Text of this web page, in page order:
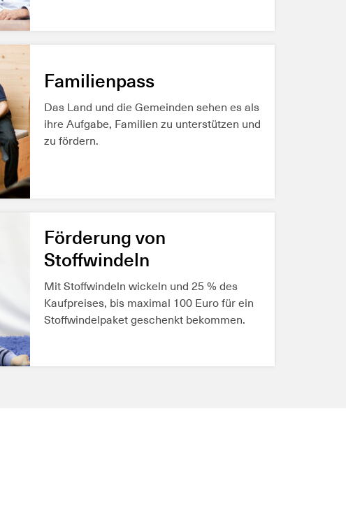
Familienpass
Das Land und die Gemeinden sehen es als
ihre Aufgabe, Familien zu unterstützen und
zu fördern.
MEHR ERFAHREN
Förderung von
Stoffwindeln
Mit Stoffwindeln wickeln und 25 % des
Kaufpreises, bis maximal 100 Euro für ein
Stoffwindelpaket geschenkt bekommen.